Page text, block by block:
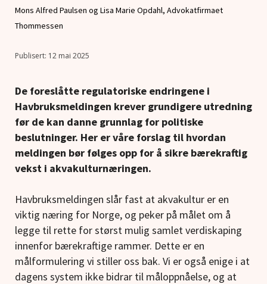
Mons Alfred Paulsen og Lisa Marie Opdahl, Advokatfirmaet
Thommessen
12 mai 2025
De foreslåtte regulatoriske endringene i
Havbruksmeldingen krever grundigere utredning
før de kan danne grunnlag for politiske
beslutninger. Her er våre forslag til hvordan
meldingen bør følges opp for å sikre bærekraftig
vekst i akvakulturnæringen.
Havbruksmeldingen slår fast at akvakultur er en
viktig næring for Norge, og peker på målet om å
legge til rette for størst mulig samlet verdiskaping
innenfor bærekraftige rammer. Dette er en
målformulering vi stiller oss bak. Vi er også enige i at
dagens system ikke bidrar til måloppnåelse, og at